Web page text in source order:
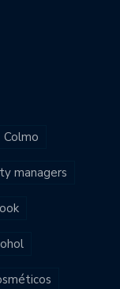
Colmo
managers